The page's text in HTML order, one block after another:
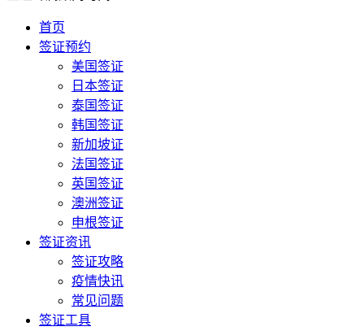
首页
签证预约
美国签证
日本签证
泰国签证
韩国签证
新加坡证
法国签证
英国签证
澳洲签证
申根签证
签证资讯
签证攻略
疫情快讯
常见问题
签证工具